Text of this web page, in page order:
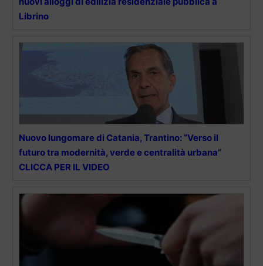
Librino
Nuovo lungomare di Catania, Trantino: “Verso il
futuro tra modernità, verde e centralità urbana”
CLICCA PER IL VIDEO